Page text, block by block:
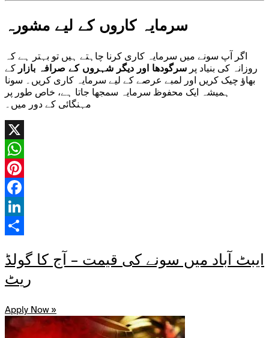
سرمایہ کاروں کے لیے مشورہ
اگر آپ سونے میں سرمایہ کاری کرنا چاہتے ہیں تو بہتر ہے کہ
روزانہ کی بنیاد پر سرگودھا اور دیگر شہروں کے صرافہ بازار کے
بھاؤ چیک کریں اور لمبے عرصے کے لیے سرمایہ کاری کریں۔ سونا
ہمیشہ ایک محفوظ سرمایہ سمجھا جاتا ہے، خاص طور پر
مہنگائی کے دور میں۔
X
WhatsApp
Pinterest
Facebook
LinkedIn
ایبٹ آباد میں سونے کی قیمت – آج کا گولڈ
ریٹ
Apply Now »